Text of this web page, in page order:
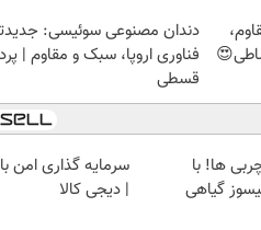
دندان مصنوعی سوئیسی:
فناوری اروپا، سبک و مقاوم |
قسطی
ها! با
گیاهی
سرمایه گذاری امن
| دیجی کالا